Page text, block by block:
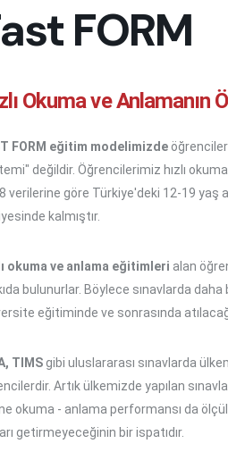
FORM
Okuma ve Anlamanın
FORM eğitim modelimizde
değildir. Öğrencilerimiz hızlı
verilerine göre Türkiye'deki 12-19 yaş
kalmıştır.
okuma ve anlama eğitimleri alan
bulunurlar. Böylece sınavlarda daha
eğitiminde ve sonrasında
TIMS gibi uluslararası sınavlarda
Artık ülkemizde yapılan
okuma - anlama performansı da
getirmeyeceğinin bir ispatıdır.